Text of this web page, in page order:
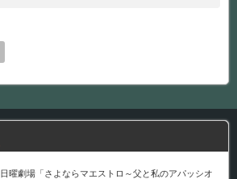
日曜劇場「さよならマエストロ～父と私のアパッシオ